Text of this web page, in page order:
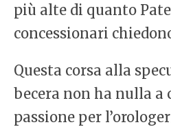
più alte di quanto
concessionari
Questa corsa alla
becera non ha nulla a
passione per